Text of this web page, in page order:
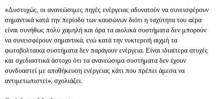
«Δυστυχώς, οι ανανεώσιμες πηγές ενέργειας αδυνατούν να συνεισφέρουν
σημαντικά κατά την περίοδο των καυσώνων διότι η ταχύτητα του αέρα
είναι συνήθως πολύ χαμηλή και άρα τα αιολικά συστήματα δεν μπορούν
να συνεισφέρουν σημαντικά, ενώ κατά την νυκτερινή αιχμή τα
φωτοβολταικα συστήματα δεν παράγουν ενέργεια. Είναι ιδιαίτερα ατυχές
και σχεδιαστικά άστοχο ότι τα ανανεώσιμα συστήματα δεν έχουν
συνδυαστεί με αποθήκευση ενέργειας κάτι που πρέπει άμεσα να
αντιμετωπιστεί», σχολιάζει.